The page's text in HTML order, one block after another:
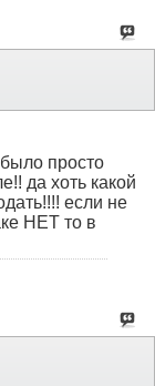
просто
да хоть какой
если не
НЕТ то в